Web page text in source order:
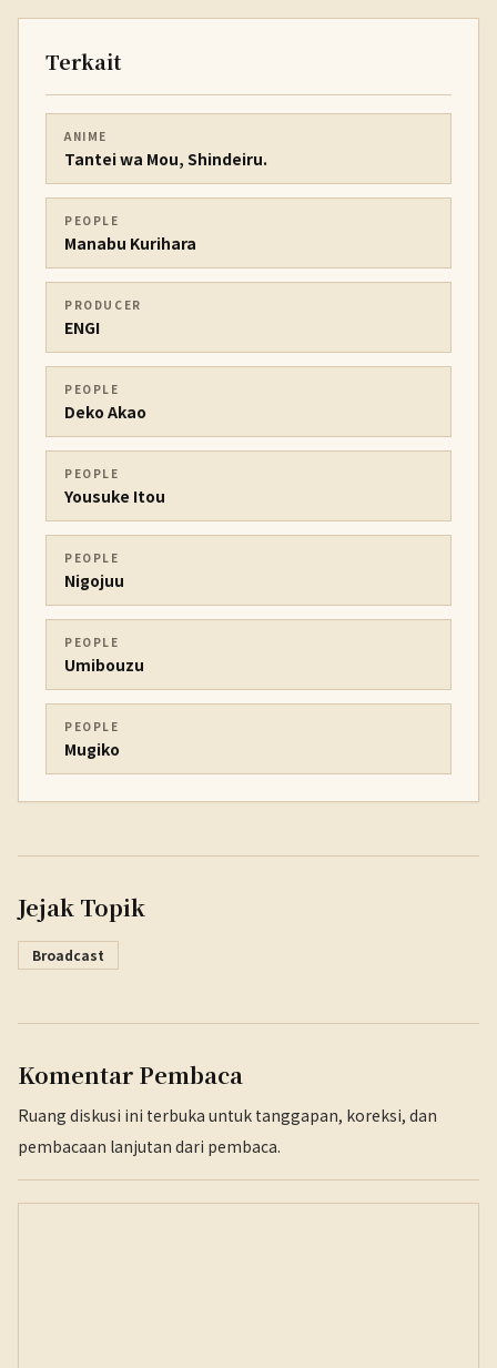
Terkait
ANIME
Tantei wa Mou, Shindeiru.
PEOPLE
Manabu Kurihara
PRODUCER
ENGI
PEOPLE
Deko Akao
PEOPLE
Yousuke Itou
PEOPLE
Nigojuu
PEOPLE
Umibouzu
PEOPLE
Mugiko
Jejak Topik
Broadcast
Komentar Pembaca
Ruang diskusi ini terbuka untuk tanggapan, koreksi, dan
pembacaan lanjutan dari pembaca.